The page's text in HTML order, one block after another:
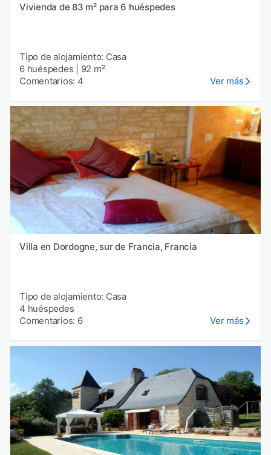
Vivienda de 83 m² para 6 huéspedes
Tipo de alojamiento: Casa
6 huéspedes
92 m²
Comentarios: 4
Ver más
Villa en Dordogne, sur de Francia, Francia
Tipo de alojamiento: Casa
4 huéspedes
Comentarios: 6
Ver más